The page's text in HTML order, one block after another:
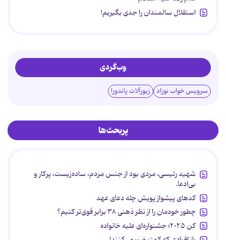
استقلال سالمندان را جدی بگیریم!
وب‌گردی
سرویس خواب نوزاد زیورآلات پاندورا
پربحث‌ها
شهید رئیسی، مردی بود از جنس مردم، ساده‌زیست، پرکار و
بی‌ادعا.
کدهای پیشواز پویش چله دعای عهد
چطور خودمان را از نظر ذهنی ۳۸ برابر قوی‌تر کنیم؟
کن ۲۰۲۵؛ جشنواره‌ای علیه خانواده